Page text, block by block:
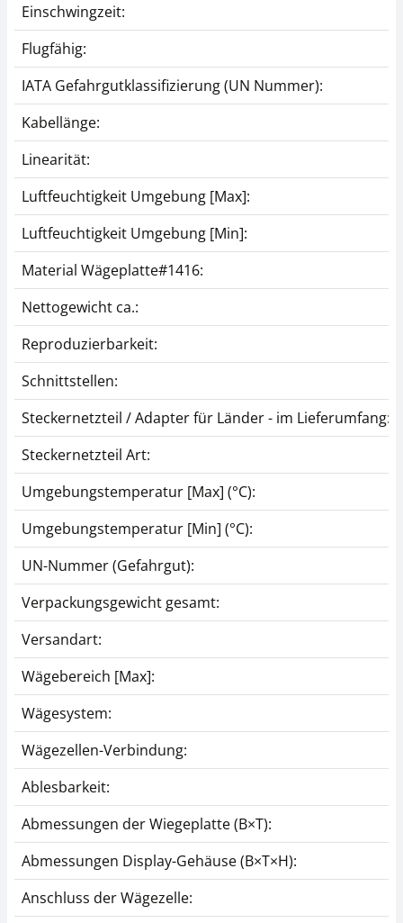
Einschwingzeit:
Flugfähig:
IATA Gefahrgutklassifizierung (UN Nummer):
Kabellänge:
Linearität:
Luftfeuchtigkeit Umgebung [Max]:
Luftfeuchtigkeit Umgebung [Min]:
Material Wägeplatte#1416:
Nettogewicht ca.:
Reproduzierbarkeit:
Schnittstellen:
Steckernetzteil / Adapter für Länder - im Lieferumfang:
Steckernetzteil Art:
Umgebungstemperatur [Max] (°C):
Umgebungstemperatur [Min] (°C):
UN-Nummer (Gefahrgut):
Verpackungsgewicht gesamt:
Versandart:
Wägebereich [Max]:
Wägesystem:
Wägezellen-Verbindung:
Ablesbarkeit:
Abmessungen der Wiegeplatte (B×T):
Abmessungen Display-Gehäuse (B×T×H):
Anschluss der Wägezelle: